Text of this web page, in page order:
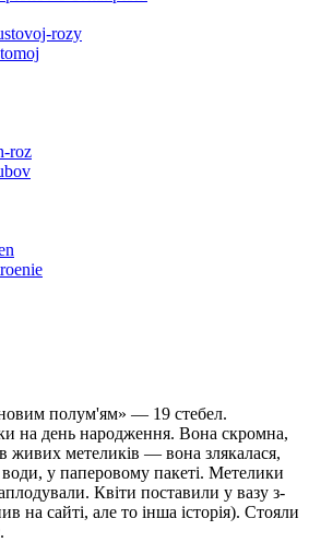
полум'ям» — 19 стебел.
на день народження. Вона скромна,
живих метеликів — вона злякалася,
води, у паперовому пакеті. Метелики
Квіти поставили у вазу з-
на сайті, але то інша історія). Стояли